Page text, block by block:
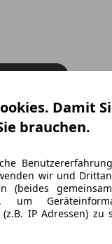
Damit
brauchen.
wir und
(beides
um
IP Adressen) zu